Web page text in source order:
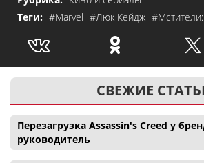
Теги: #Marvel #Люк Кейдж
СВЕЖИЕ
Перезагрузка Assassin's Creed у
руководитель